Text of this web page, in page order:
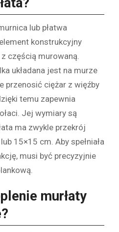
lub płatwa
konstrukcyjny
częścią murowaną.
układana jest na murze
przenosić ciężar z więźby
temu zapewnia
Jej wymiary są
ma zwykle przekrój
15×15 cm. Aby spełniała
musi być precyzyjnie
murłaty